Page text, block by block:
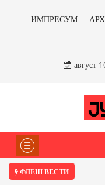
ИМПРЕСУМ
август
ФЛЕШ ВЕСТИ